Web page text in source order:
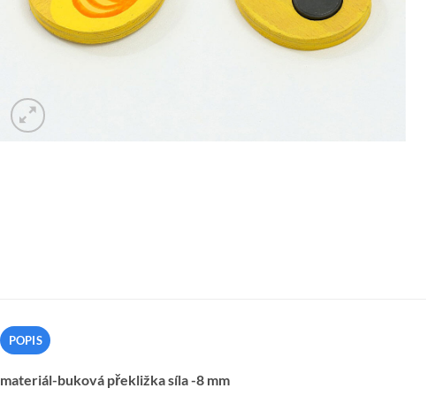
POPIS
materiál-buková překližka síla -8 mm